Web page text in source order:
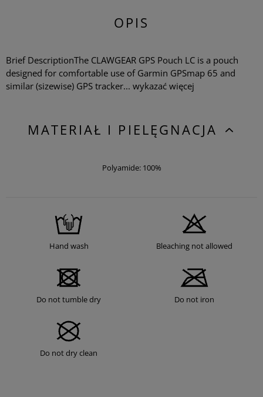
OPIS
Brief DescriptionThe CLAWGEAR GPS Pouch LC is a pouch
designed for comfortable use of Garmin GPSmap 65 and
similar (sizewise) GPS tracker... wykazać więcej
MATERIAŁ I PIELĘGNACJA
Polyamide: 100%
Hand wash Bleaching not allowed
Do not tumble dry Do not iron
Do not dry clean